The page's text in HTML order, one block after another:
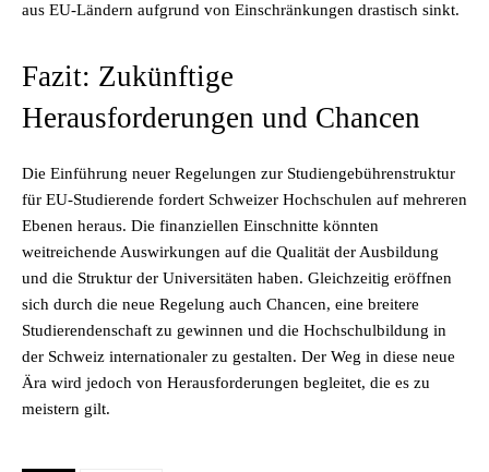
aus EU-Ländern aufgrund von Einschränkungen drastisch sinkt.
Fazit: Zukünftige
Herausforderungen und Chancen
Die Einführung neuer Regelungen zur Studiengebührenstruktur
für EU-Studierende fordert Schweizer Hochschulen auf mehreren
Ebenen heraus. Die finanziellen Einschnitte könnten
weitreichende Auswirkungen auf die Qualität der Ausbildung
und die Struktur der Universitäten haben. Gleichzeitig eröffnen
sich durch die neue Regelung auch Chancen, eine breitere
Studierendenschaft zu gewinnen und die Hochschulbildung in
der Schweiz internationaler zu gestalten. Der Weg in diese neue
Ära wird jedoch von Herausforderungen begleitet, die es zu
meistern gilt.